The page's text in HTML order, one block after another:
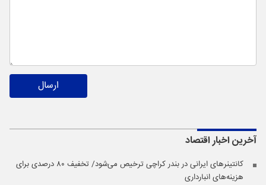
ارسال
آخرین اخباراقتصاد
کانتینرهای ایرانی در بندر کراچی ترخیص می‌شود/ تخفیف ۸۰ درصدی برای
هزینه‌های انبارداری